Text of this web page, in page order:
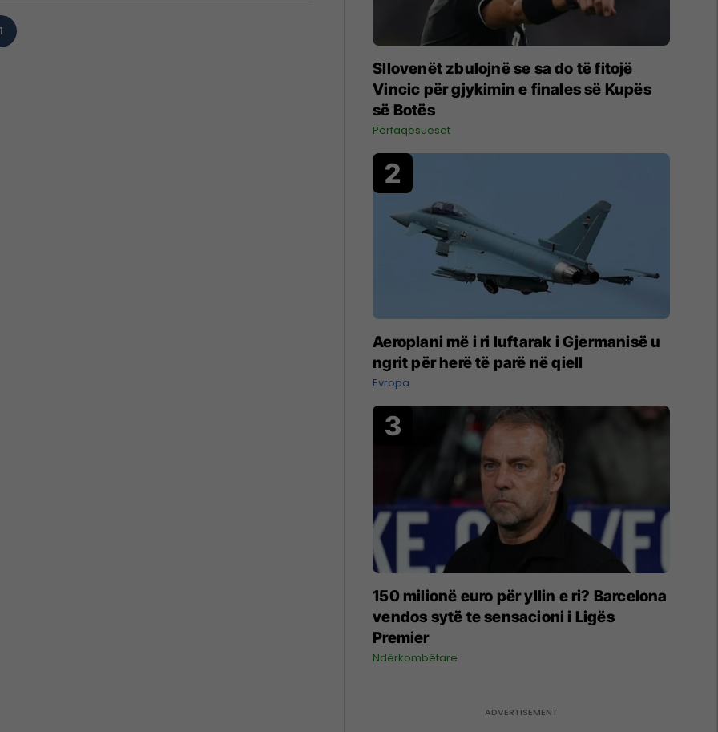
1
Sllovenët zbulojnë se sa do të fitojë
Vincic për gjykimin e finales së Kupës
së Botës
Përfaqësueset
Aeroplani më i ri luftarak i Gjermanisë u
ngrit për herë të parë në qiell
Evropa
150 milionë euro për yllin e ri? Barcelona
vendos sytë te sensacioni i Ligës
Premier
Ndërkombëtare